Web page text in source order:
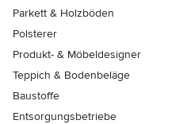
Parkett & Holzböden
Polsterer
Produkt- & Möbeldesigner
Teppich & Bodenbeläge
Baustoffe
Entsorgungsbetriebe